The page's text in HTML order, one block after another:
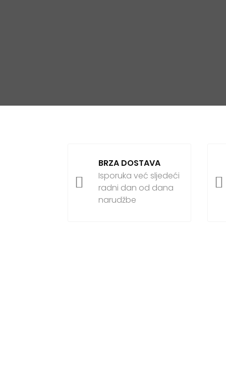

BRZA DOSTAVA
Isporuka već sljedeći
radni dan od dana
narudžbe
